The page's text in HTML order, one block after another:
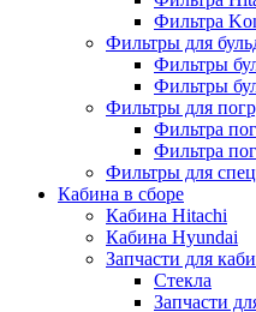
Фильтра
Фильтры для
Фильтры
Фильтры
Фильтры для
Фильтра
Фильтра
Фильтры для
Кабина в сборе
Кабина Hitachi
Кабина Hyundai
Запчасти для
Стекла
Запчасти